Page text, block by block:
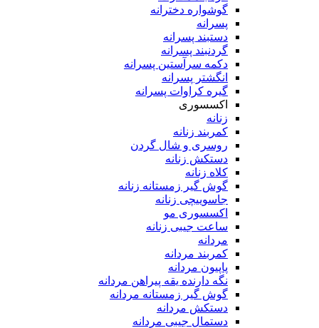
گوشواره دخترانه
پسرانه
دستبند پسرانه
گردنبند پسرانه
دکمه سرآستین پسرانه
انگشتر پسرانه
گیره کراوات پسرانه
اکسسوری
زنانه
کمربند زنانه
روسری و شال گردن
دستکش زنانه
کلاه زنانه
گوش گیر زمستانه زنانه
جاسوییچی زنانه
اکسسوری مو
ساعت جیبی زنانه
مردانه
کمربند مردانه
پاپیون مردانه
نگه دارنده یقه پیراهن مردانه
گوش گیر زمستانه مردانه
دستکش مردانه
دستمال جیبی مردانه